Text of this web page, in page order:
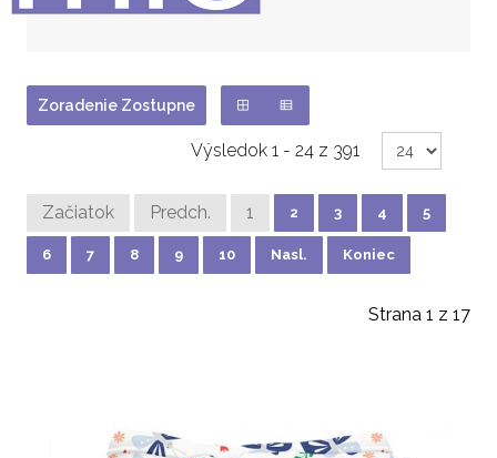
Zoradenie Zostupne
Výsledok 1 - 24 z 391
Začiatok Predch. 1 2 3 4 5
6 7 8 9 10 Nasl. Koniec
Strana 1 z 17